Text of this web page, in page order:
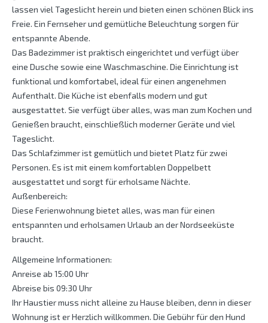
lassen viel Tageslicht herein und bieten einen schönen Blick ins
Freie. Ein Fernseher und gemütliche Beleuchtung sorgen für
entspannte Abende.
Das Badezimmer ist praktisch eingerichtet und verfügt über
eine Dusche sowie eine Waschmaschine. Die Einrichtung ist
funktional und komfortabel, ideal für einen angenehmen
Aufenthalt. Die Küche ist ebenfalls modern und gut
ausgestattet. Sie verfügt über alles, was man zum Kochen und
Genießen braucht, einschließlich moderner Geräte und viel
Tageslicht.
Das Schlafzimmer ist gemütlich und bietet Platz für zwei
Personen. Es ist mit einem komfortablen Doppelbett
ausgestattet und sorgt für erholsame Nächte.
Außenbereich:
Diese Ferienwohnung bietet alles, was man für einen
entspannten und erholsamen Urlaub an der Nordseeküste
braucht.
Allgemeine Informationen:
Anreise ab 15:00 Uhr
Abreise bis 09:30 Uhr
Ihr Haustier muss nicht alleine zu Hause bleiben, denn in dieser
Wohnung ist er Herzlich willkommen. Die Gebühr für den Hund